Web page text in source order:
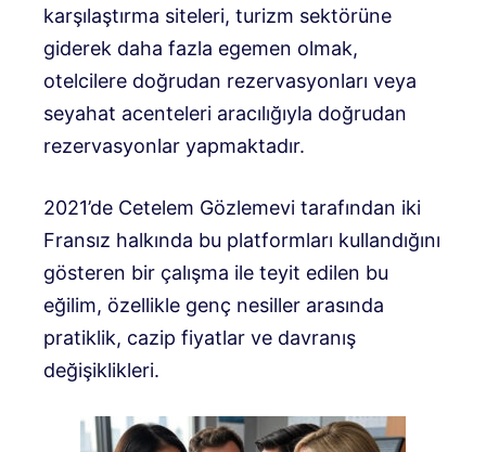
karşılaştırma siteleri, turizm sektörüne
giderek daha fazla egemen olmak,
otelcilere doğrudan rezervasyonları veya
seyahat acenteleri aracılığıyla doğrudan
rezervasyonlar yapmaktadır.
2021’de Cetelem Gözlemevi tarafından iki
Fransız halkında bu platformları kullandığını
gösteren bir çalışma ile teyit edilen bu
eğilim, özellikle genç nesiller arasında
pratiklik, cazip fiyatlar ve davranış
değişiklikleri.